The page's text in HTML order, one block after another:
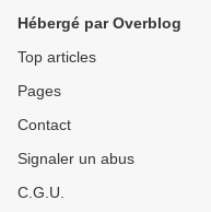
Hébergé par Overblog
Top articles
Pages
Contact
Signaler un abus
C.G.U.